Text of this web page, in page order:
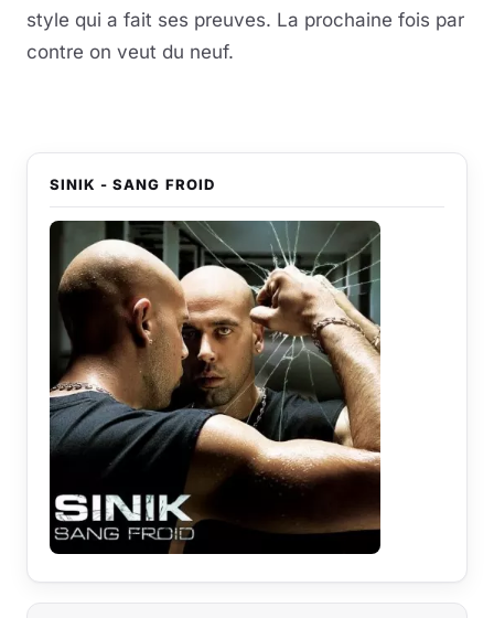
style qui a fait ses preuves. La prochaine fois par
contre on veut du neuf.
SINIK - SANG FROID